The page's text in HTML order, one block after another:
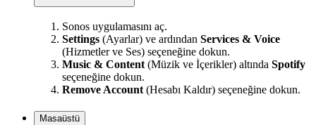
Sonos uygulamasını aç.
Settings (Ayarlar) ve ardından Services & Voice
(Hizmetler ve Ses) seçeneğine dokun.
Music & Content (Müzik ve İçerikler) altında Spotify
seçeneğine dokun.
Remove Account (Hesabı Kaldır) seçeneğine dokun.
Masaüstü